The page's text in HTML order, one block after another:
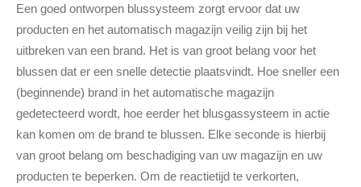
Een goed ontworpen blussysteem zorgt ervoor dat uw
producten en het automatisch magazijn veilig zijn bij het
uitbreken van een brand. Het is van groot belang voor het
blussen dat er een snelle detectie plaatsvindt. Hoe sneller een
(beginnende) brand in het automatische magazijn
gedetecteerd wordt, hoe eerder het blusgassysteem in actie
kan komen om de brand te blussen. Elke seconde is hierbij
van groot belang om beschadiging van uw magazijn en uw
producten te beperken. Om de reactietijd te verkorten,